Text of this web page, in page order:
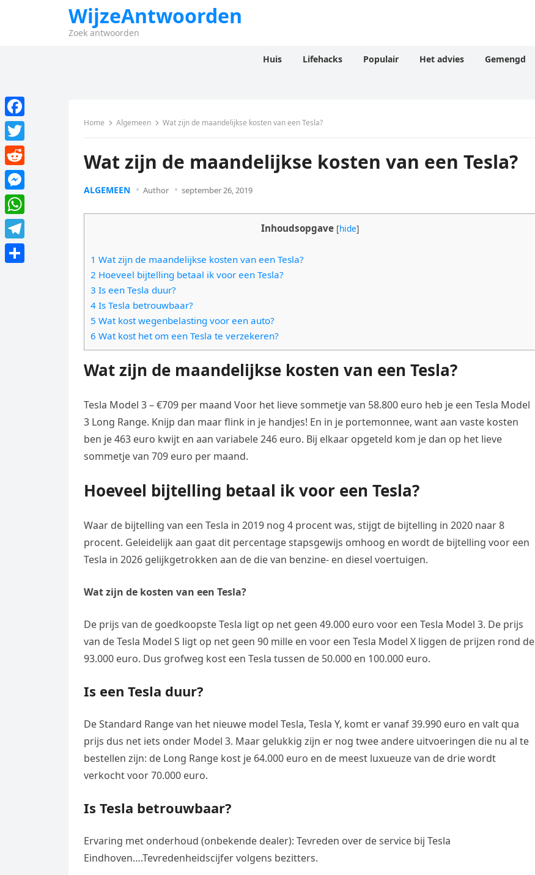
WijzeAntwoorden
Zoek antwoorden
Huis Lifehacks Populair Het advies Gemengd
Home Algemeen Wat zijn de maandelijkse kosten van een Tesla?
Wat zijn de maandelijkse kosten van een Tesla?
ALGEMEEN Author september 26, 2019
Inhoudsopgave [hide]
1 Wat zijn de maandelijkse kosten van een Tesla?
2 Hoeveel bijtelling betaal ik voor een Tesla?
3 Is een Tesla duur?
4 Is Tesla betrouwbaar?
5 Wat kost wegenbelasting voor een auto?
6 Wat kost het om een Tesla te verzekeren?
Wat zijn de maandelijkse kosten van een Tesla?
Tesla Model 3 – €709 per maand Voor het lieve sommetje van 58.800 euro heb je een Tesla Model
3 Long Range. Knijp dan maar flink in je handjes! En in je portemonnee, want aan vaste kosten
ben je 463 euro kwijt en aan variabele 246 euro. Bij elkaar opgeteld kom je dan op het lieve
sommetje van 709 euro per maand.
Hoeveel bijtelling betaal ik voor een Tesla?
Waar de bijtelling van een Tesla in 2019 nog 4 procent was, stijgt de bijtelling in 2020 naar 8
procent. Geleidelijk aan gaat dit percentage stapsgewijs omhoog en wordt de bijtelling voor een
Tesla in 2026 gelijkgetrokken aan de die van benzine- en diesel voertuigen.
Wat zijn de kosten van een Tesla?
De prijs van de goedkoopste Tesla ligt op net geen 49.000 euro voor een Tesla Model 3. De prijs
van de Tesla Model S ligt op net geen 90 mille en voor een Tesla Model X liggen de prijzen rond de
93.000 euro. Dus grofweg kost een Tesla tussen de 50.000 en 100.000 euro.
Is een Tesla duur?
De Standard Range van het nieuwe model Tesla, Tesla Y, komt er vanaf 39.990 euro en valt qua
prijs dus net iets onder Model 3. Maar gelukkig zijn er nog twee andere uitvoeringen die nu al te
bestellen zijn: de Long Range kost je 64.000 euro en de meest luxueuze van de drie wordt
verkocht voor 70.000 euro.
Is Tesla betrouwbaar?
Ervaring met onderhoud (onbekende dealer): Tevreden over de service bij Tesla
Eindhoven….Tevredenheidscijfer volgens bezitters.
F
a
c
e
b
o
o
k
T
w
i
t
t
e
R
e
d
d
M
e
s
s
W
h
a
T